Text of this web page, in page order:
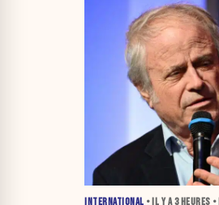
INTERNATIONAL • IL Y A3 HEURES